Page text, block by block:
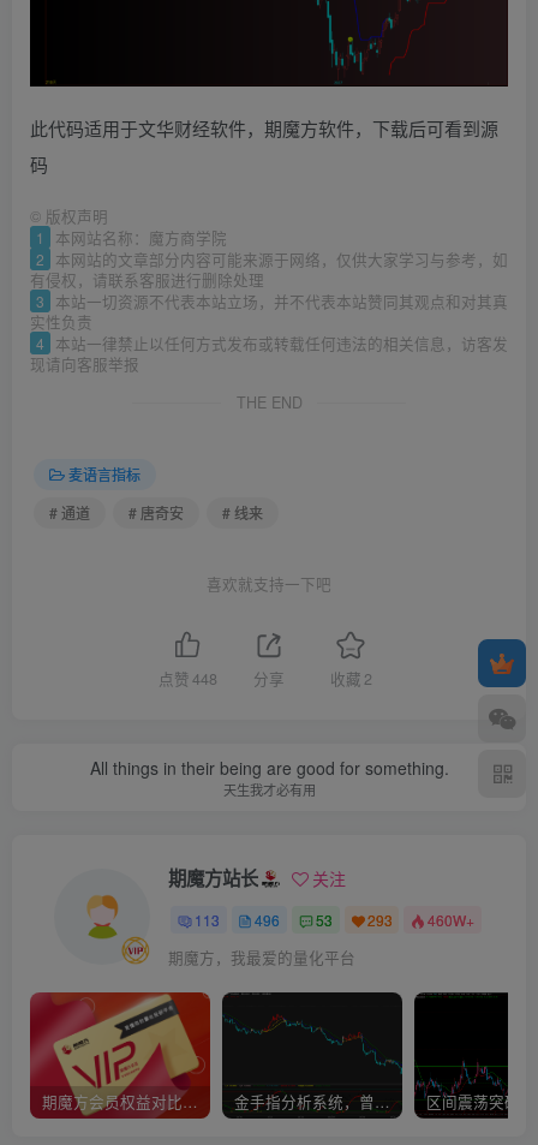
此代码适用于文华财经软件，期魔方软件，下载后可看到源
码
© 版权声明
1 本网站名称：魔方商学院
2
本网站的文章部分内容可能来源于网络，仅供大家学习与参考，如
有侵权，请联系客服进行删除处理
3
本站一切资源不代表本站立场，并不代表本站赞同其观点和对其真
实性负责
4
本站一律禁止以任何方式发布或转载任何违法的相关信息，访客发
现请向客服举报
THE END
麦语言指标
# 通道
# 唐奇安 # 线来
喜欢就支持一下吧
点赞448 分享 收藏 2
All things in their being are good for something.
天生我才必有用
期魔方站长 关注
113 496 53 293 460W+
期魔方，我最爱的量化平台
期魔方会员权益对比，总有一项适合您！ 金手指分析系统，曾经市场价39800